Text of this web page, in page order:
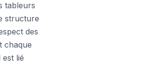
tableurs
structure
des
chaque
lié